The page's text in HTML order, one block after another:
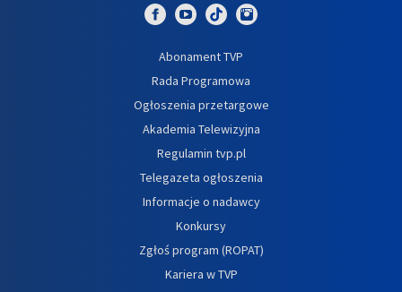
Abonament TVP
Rada Programowa
Ogłoszenia przetargowe
Akademia Telewizyjna
Regulamin tvp.pl
Telegazeta ogłoszenia
Informacje o nadawcy
Konkursy
Zgłoś program (ROPAT)
Kariera w TVP